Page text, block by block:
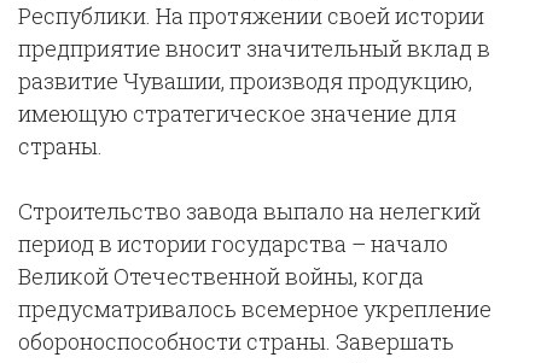
Республики. На протяжении своей истории
предприятие вносит значительный вклад в
развитие Чувашии, производя продукцию,
имеющую стратегическое значение для
страны.
Строительство завода выпало на нелегкий
период в истории государства – начало
Великой Отечественной войны, когда
предусматривалось всемерное укрепление
обороноспособности страны. Завершать